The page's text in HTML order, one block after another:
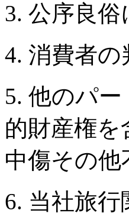
3. 公序良
4. 消費者
5. 他のパ
的財産権
中傷その
6. 当社旅